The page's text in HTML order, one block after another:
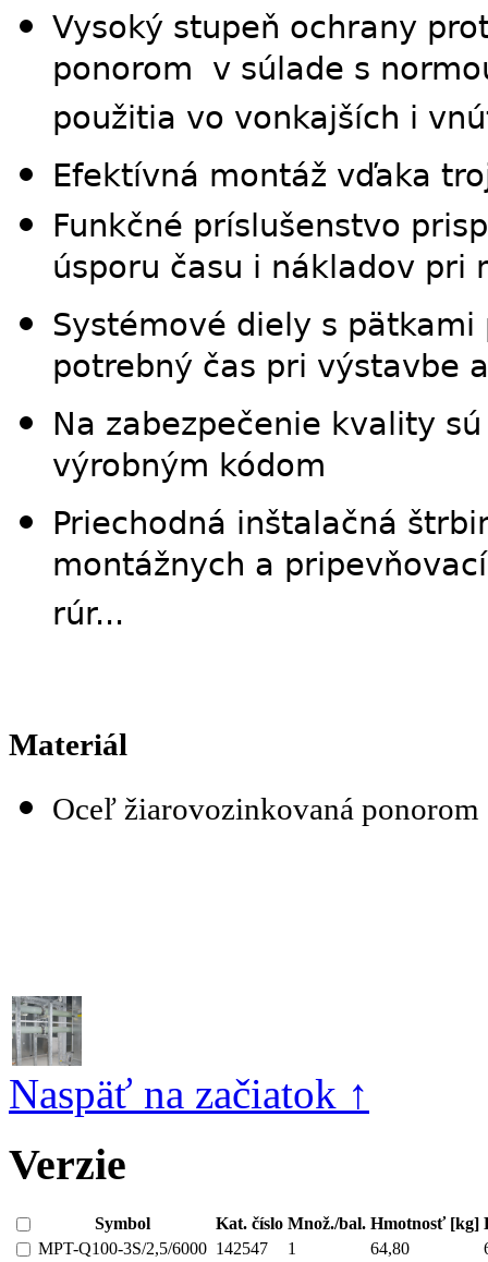
Vysoký stupeň ochrany
ponorom v súlade s
použitia vo vonkajších i
Efektívná montáž vďaka
Funkčné príslušenstvo
úsporu času i nákladov pri
Systémové diely s
potrebný čas pri výstavbe
Na zabezpečenie kvality
výrobným kódom
Priechodná inštalačná
montážnych a
rúr...
Materiál
Oceľ žiarovozinkovaná
Naspäť na začiatok ↑
Verzie
Symbol Kat. číslo Množ./bal. Hmotnosť [kg]
MPT-Q100-3S/2,5/6000 142547 1 64,80